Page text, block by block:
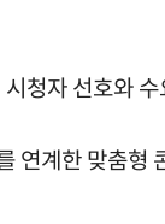
청자 선호와
연계한 맞춤